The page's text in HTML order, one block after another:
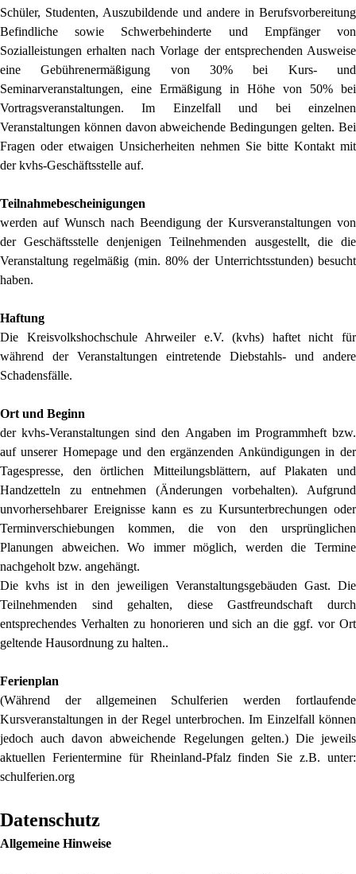
Schüler, Studenten, Auszubildende und andere in Berufsvorbereitung
Befindliche sowie Schwerbehinderte und Empfänger von
Sozialleistungen erhalten nach Vorlage der entsprechenden Ausweise
eine Gebührenermäßigung von 30% bei Kurs- und
Seminarveranstaltungen, eine Ermäßigung in Höhe von 50% bei
Vortragsveranstaltungen. Im Einzelfall und bei einzelnen
Veranstaltungen können davon abweichende Bedingungen gelten. Bei
Fragen oder etwaigen Unsicherheiten nehmen Sie bitte Kontakt mit
der kvhs-Geschäftsstelle auf.
Teilnahmebescheinigungen
werden auf Wunsch nach Beendigung der Kursveranstaltungen von
der Geschäftsstelle denjenigen Teilnehmenden ausgestellt, die die
Veranstaltung regelmäßig (min. 80% der Unterrichtsstunden) besucht
haben.
Haftung
Die Kreisvolkshochschule Ahrweiler e.V. (kvhs) haftet nicht für
während der Veranstaltungen eintretende Diebstahls- und andere
Schadensfälle.
Ort und Beginn
der kvhs-Veranstaltungen sind den Angaben im Programmheft bzw.
auf unserer Homepage und den ergänzenden Ankündigungen in der
Tagespresse, den örtlichen Mitteilungsblättern, auf Plakaten und
Handzetteln zu entnehmen (Änderungen vorbehalten). Aufgrund
unvorhersehbarer Ereignisse kann es zu Kursunterbrechungen oder
Terminverschiebungen kommen, die von den ursprünglichen
Planungen abweichen. Wo immer möglich, werden die Termine
nachgeholt bzw. angehängt.
Die kvhs ist in den jeweiligen Veranstaltungsgebäuden Gast. Die
Teilnehmenden sind gehalten, diese Gastfreundschaft durch
entsprechendes Verhalten zu honorieren und sich an die ggf. vor Ort
geltende Hausordnung zu halten..
Ferienplan
(Während der allgemeinen Schulferien werden fortlaufende
Kursveranstaltungen in der Regel unterbrochen. Im Einzelfall können
jedoch auch davon abweichende Regelungen gelten.) Die jeweils
aktuellen Ferientermine für Rheinland-Pfalz finden Sie z.B. unter:
schulferien.org
Datenschutz
Allgemeine Hinweise